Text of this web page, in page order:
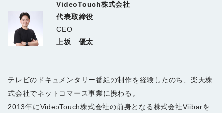
VideoTouch株式会社
代表取締役
CEO
上坂 優太
テレビのドキュメンタリー番組の制作を経験したのち、楽天株
式会社でネットコマース事業に携わる。
2013年にVideoTouch株式会社の前身となる株式会社Viibarを